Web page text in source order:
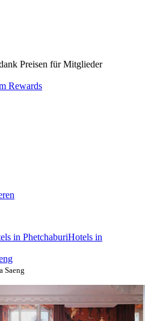
Preisen für Mitglieder
Rewards
in PhetchaburiHotels in
Saeng